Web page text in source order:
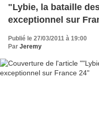
"Lybie, la bataille
exceptionnel sur
Publié le 27/03/2011 à 19:00
Par Jeremy